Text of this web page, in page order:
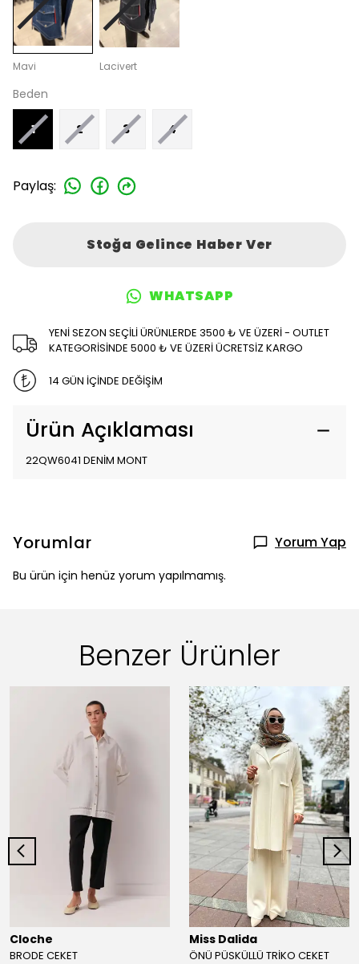
Mavi Lacivert
Beden
1 2 3 4
Paylaş:
Stoğa Gelince Haber Ver
WHATSAPP
YENİ SEZON SEÇİLİ ÜRÜNLERDE 3500 ₺ VE ÜZERİ - OUTLET
KATEGORİSİNDE 5000 ₺ VE ÜZERİ ÜCRETSİZ KARGO
14 GÜN İÇİNDE DEĞİŞİM
Ürün Açıklaması
22QW6041 DENİM MONT
Yorumlar Yorum Yap
Bu ürün için henüz yorum yapılmamış.
Benzer Ürünler
Cloche
BRODE CEKET
Miss Dalida
ÖNÜ PÜSKÜLLÜ TRİKO CEKET